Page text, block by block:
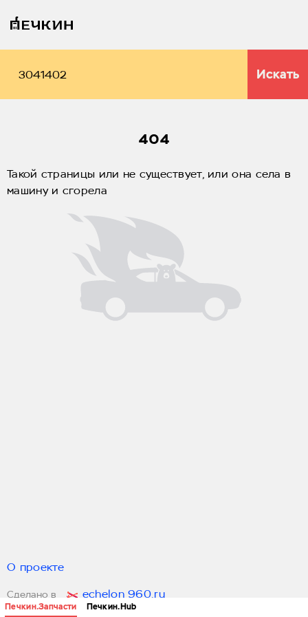
Печкин.Запчасти Печкин.Hub
Искать
404
Такой страницы или не существует, или она села в
машину и сгорела
О проекте
Сделано в echelon 960.ru